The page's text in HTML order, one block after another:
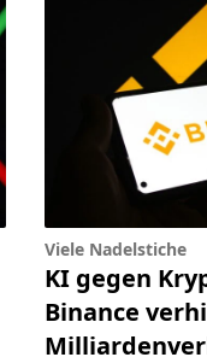
Viele Nadelstiche
KI gegen
Binance